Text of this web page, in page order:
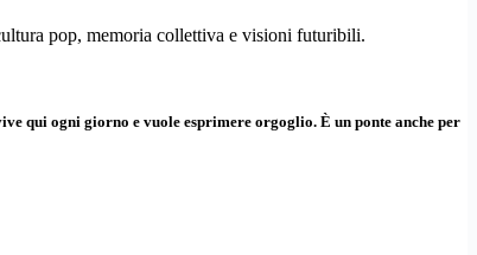
pop, memoria collettiva e visioni futuribili.
qui ogni giorno e vuole esprimere orgoglio. È un ponte anche per